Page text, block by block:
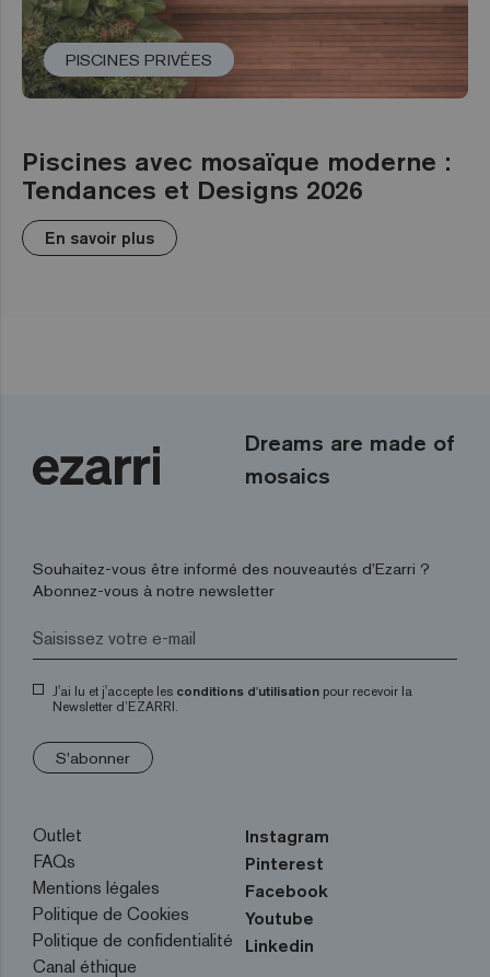
PISCINES PRIVÉES
Piscines avec mosaïque moderne :
Tendances et Designs 2026
En savoir plus
Dreams are made of
mosaics
Souhaitez-vous être informé des nouveautés d’Ezarri ?
Abonnez-vous à notre newsletter
J'ai lu et j'accepte les conditions d'utilisation pour recevoir la
Newsletter d’EZARRI.
S'abonner
Outlet
FAQs
Mentions légales
Politique de Cookies
Politique de confidentialité
Canal éthique
Instagram
Pinterest
Facebook
Youtube
Linkedin